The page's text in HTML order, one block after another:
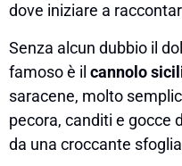
dove iniziare a
Senza alcun dubbio il
famoso è il cannolo
saracene, molto
pecora, canditi e gocce
da una croccante